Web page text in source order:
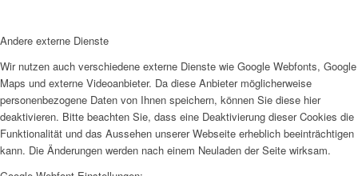
Andere externe Dienste
Wir nutzen auch verschiedene externe Dienste wie Google Webfonts, Google
Maps und externe Videoanbieter. Da diese Anbieter möglicherweise
personenbezogene Daten von Ihnen speichern, können Sie diese hier
deaktivieren. Bitte beachten Sie, dass eine Deaktivierung dieser Cookies die
Funktionalität und das Aussehen unserer Webseite erheblich beeinträchtigen
kann. Die Änderungen werden nach einem Neuladen der Seite wirksam.